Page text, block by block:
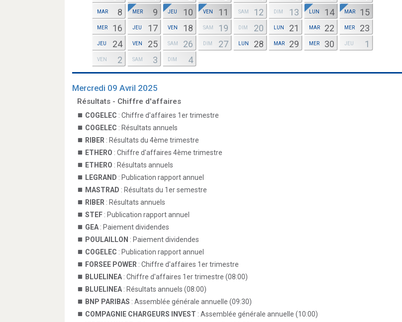
MAR 8 MER 9 JEU 10 VEN 11 SAM 12 DIM 13 LUN 14 MAR 15
MER 16 JEU 17 VEN 18 SAM 19 DIM 20 LUN 21 MAR 22 MER 23
JEU 24 VEN 25 SAM 26 DIM 27 LUN 28 MAR 29 MER 30 JEU 1
VEN 2 SAM 3 DIM 4
Mercredi 09 Avril 2025
Résultats - Chiffre d'affaires
COGELEC : Chiffre d'affaires 1er trimestre
COGELEC : Résultats annuels
RIBER : Résultats du 4ème trimestre
ETHERO : Chiffre d'affaires 4ème trimestre
ETHERO : Résultats annuels
LEGRAND : Publication rapport annuel
MASTRAD : Résultats du 1er semestre
RIBER : Résultats annuels
STEF : Publication rapport annuel
GEA : Paiement dividendes
POULAILLON : Paiement dividendes
COGELEC : Publication rapport annuel
FORSEE POWER : Chiffre d'affaires 1er trimestre
BLUELINEA : Chiffre d'affaires 1er trimestre (08:00)
BLUELINEA : Résultats annuels (08:00)
BNP PARIBAS : Assemblée générale annuelle (09:30)
COMPAGNIE CHARGEURS INVEST : Assemblée générale annuelle (10:00)